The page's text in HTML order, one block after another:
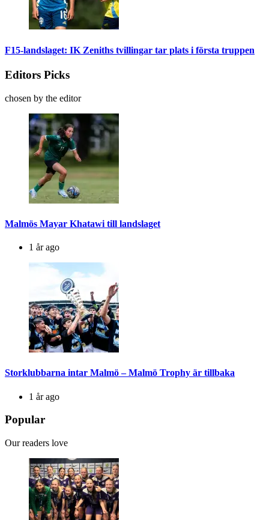
F15-landslaget: IK Zeniths tvillingar tar plats i första truppen
Editors Picks
chosen by the editor
Malmös Mayar Khatawi till landslaget
1 år ago
Storklubbarna intar Malmö – Malmö Trophy är tillbaka
1 år ago
Popular
Our readers love